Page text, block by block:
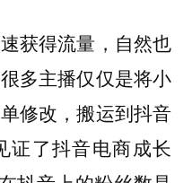
获得流量，自然也
多主播仅仅是将小
修改，搬运到抖音
证了抖音电商成长